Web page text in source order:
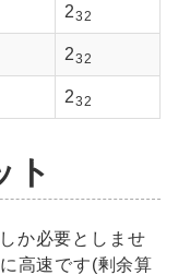
232
232
232
ト
か必要としませ
高速です(剰余算